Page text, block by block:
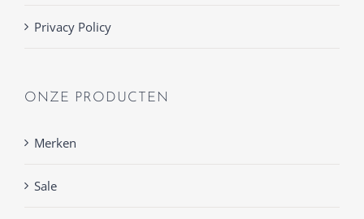
Privacy Policy
ONZE PRODUCTEN
Merken
Sale